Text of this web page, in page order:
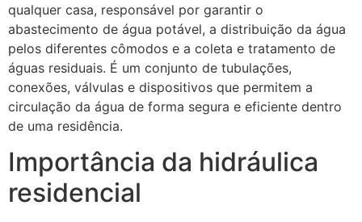
qualquer casa, responsável por garantir o
abastecimento de água potável, a distribuição da água
pelos diferentes cômodos e a coleta e tratamento de
águas residuais. É um conjunto de tubulações,
conexões, válvulas e dispositivos que permitem a
circulação da água de forma segura e eficiente dentro
de uma residência.
Importância da hidráulica
residencial